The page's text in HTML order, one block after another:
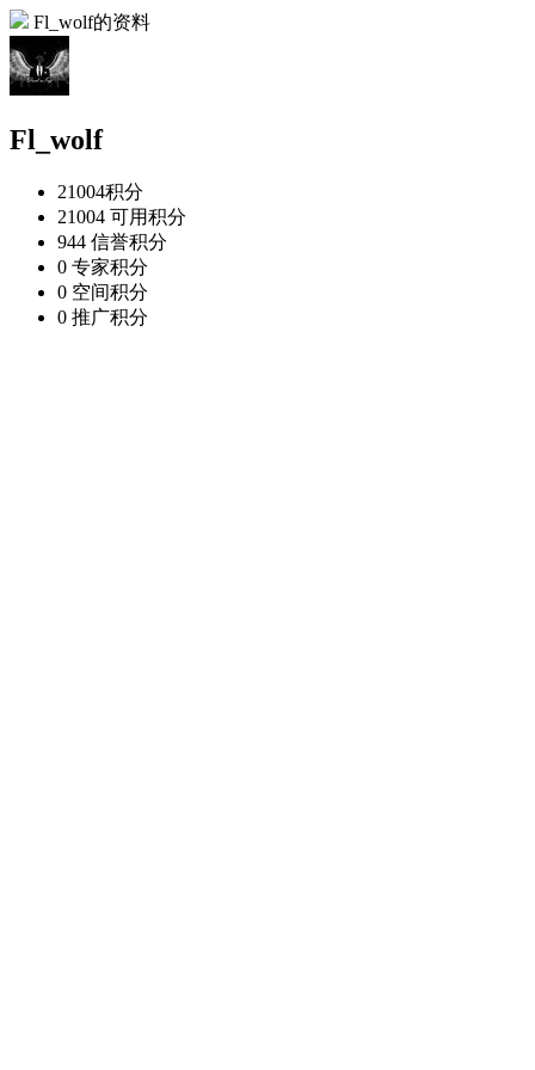
Fl_wolf的资料
Fl_wolf
21004积分
21004 可用积分
944 信誉积分
0 专家积分
0 空间积分
0 推广积分